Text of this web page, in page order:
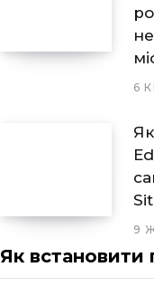
6
9
Як встановити